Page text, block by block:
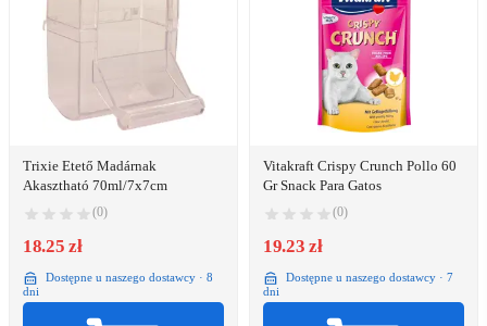
Trixie Etető Madárnak
Akasztható 70ml/7x7cm
(0)
18.25 zł
Dostępne u naszego dostawcy · 8
dni
Vitakraft Crispy Crunch Pollo 60
Gr Snack Para Gatos
(0)
19.23 zł
Dostępne u naszego dostawcy · 7
dni